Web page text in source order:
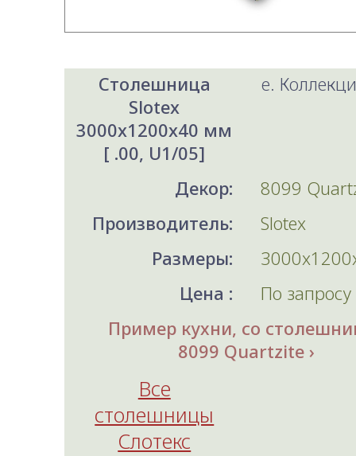
Столешница
Slotex
3000x1200x40 мм
[ .00, U1/05]
e.
Декор:
8099
Производитель:
Slotex
Размеры:
Цена :
По запросу
Пример кухни, со
8099 Quartzite
Все
столешницы
Слотекс